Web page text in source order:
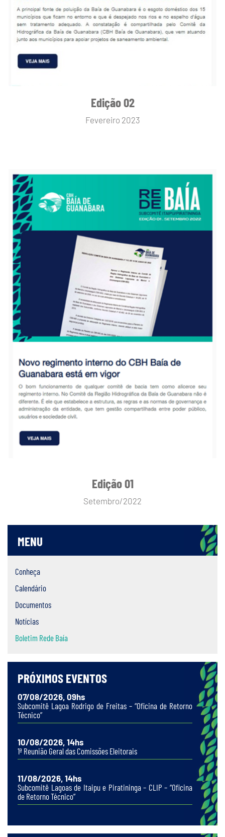
MENU
Conheça
Calendário
Documentos
Notícias
Boletim Rede Baía
PRÓXIMOS EVENTOS
07/08/2026, 09hs
Subcomitê Lagoa Rodrigo de Freitas – “Oficina de Retorno
Técnico”
10/08/2026, 14hs
1ª Reunião Geral das Comissões Eleitorais
11/08/2026, 14hs
Subcomitê Lagoas de Itaipu e Piratininga – CLIP – “Oficina
de Retorno Técnico”
Edição 02
Fevereiro 2023
Edição 01
Setembro/2022